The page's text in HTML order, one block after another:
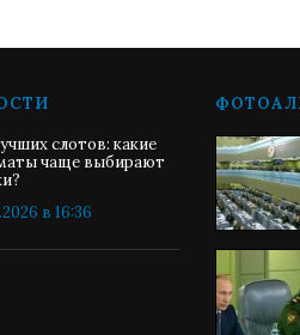
слотов: какие
чаще выбирают
в 16:36